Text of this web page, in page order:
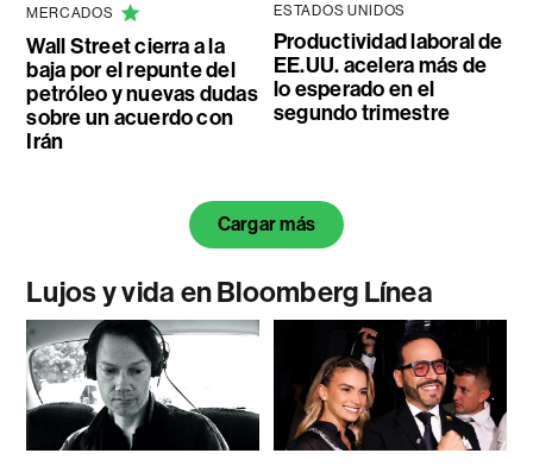
MERCADOS
Wall Street cierra a la
baja por el repunte del
petróleo y nuevas dudas
sobre un acuerdo con
Irán
ESTADOS UNIDOS
Productividad laboral de
EE.UU. acelera más de
lo esperado en el
segundo trimestre
Cargar más
Lujos y vida en Bloomberg Línea